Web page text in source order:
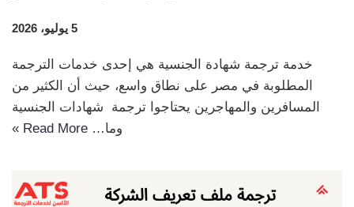
5 يوليو، 2026
خدمة ترجمة شهادة الجنسية هي إحدى خدمات الترجمة
المطلوبة في مصر على نطاق واسع، حيث أن الكثير من
المسافرين والمهاجرين يحتاجوا ترجمة شهادات الجنسية
وما… Read More »